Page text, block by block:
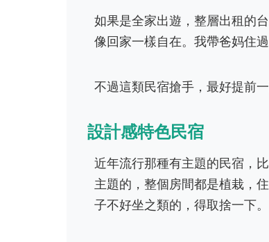
如果是全家出遊，整層出租的
像回家一樣自在。我帶爸妈住
不過這類民宿搶手，最好提前
設計感特色民宿
近年流行那種有主題的民宿，
主題的，整個房間都是植栽，
子不好坐之類的，得取捨一下。